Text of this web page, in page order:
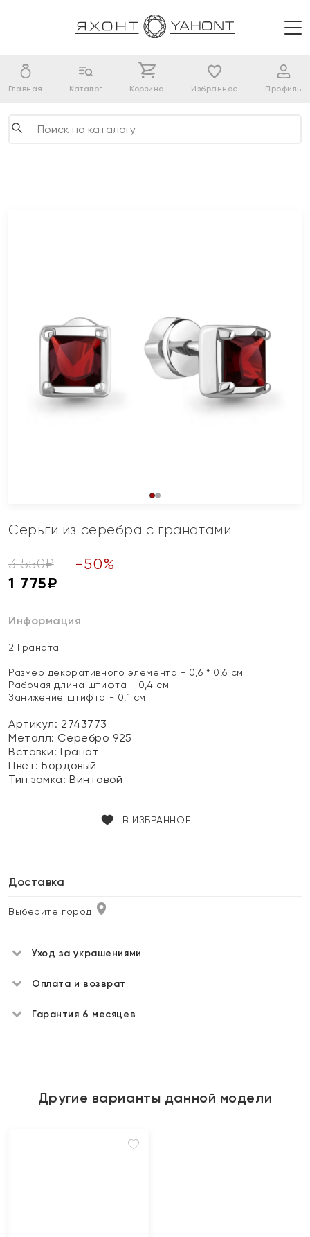
Главная Каталог Корзина Избранное Профиль
Серьги из серебра с гранатами
3 550₽ -50%
1 775₽
Информация
2 Граната
Размер декоративного элемента - 0,6 * 0,6 см
Рабочая длина штифта - 0,4 см
Занижение штифта - 0,1 см
Артикул: 2743773
Металл: Серебро 925
Вставки:Гранат
Цвет:Бордовый
Тип замка:Винтовой
В ИЗБРАННОЕ
Доставка
Выберите город
Уход за украшениями
Оплата и возврат
Гарантия 6 месяцев
Другие варианты данной модели